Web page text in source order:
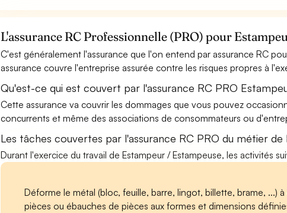
L'assurance RC Professionnelle (PRO) pour
C'est généralement l'assurance que l'on entend par assurance RC
assurance couvre l'entreprise assurée contre les risques propres à
Qu'est-ce qui est couvert par l'assurance RC PRO
Cette assurance va couvrir les dommages que vous pouvez
concurrents et même des associations de consommateurs ou
Les tâches couvertes par l'assurance RC PRO du métier
Durant l'exercice du travail de Estampeur / Estampeuse, les activités
Déforme le métal (bloc, feuille, barre, lingot, billette, brame, ...)
pièces ou ébauches de pièces aux formes et dimensions